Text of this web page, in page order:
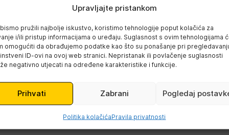
Upravljajte pristankom
bismo pružili najbolje iskustvo, koristimo tehnologije poput kolačića za
i/ili pristup informacijama o uređaju. Suglasnost s ovim tehnologijama
omogućiti da obrađujemo podatke kao što su ponašanje pri
ID-ovi na ovoj web stranici. Nepristanak ili povlačenje suglasnosti
negativno utjecati na određene karakteristike i funkcije.
Prihvati Zabrani Pogledaj
Politika kolačićaPravila privatnosti
vida i njihove roditelje
radionica „Po čemu smo posebni“
radionice za roditelje „Gosti (fizioterapeut)“